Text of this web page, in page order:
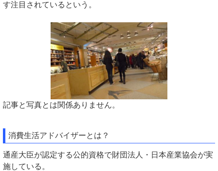
す注目されているという。
記事と写真とは関係ありません。
消費生活アドバイザーとは？
通産大臣が認定する公的資格で財団法人・日本産業協会が実
施している。